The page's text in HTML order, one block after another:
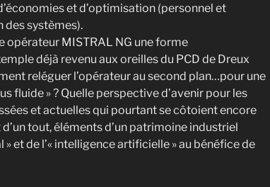
et d’optimisation (personnel et
systèmes).
opérateur MISTRAL NG une forme
déjà revenu aux oreilles du PCD de Dreux
reléguer l’opérateur au second plan…pour une
fluide » ? Quelle perspective d’avenir pour les
et actuelles qui pourtant se côtoient encore
tout, éléments d’un patrimoine industriel
et de l’« intelligence artificielle » au bénéfice de